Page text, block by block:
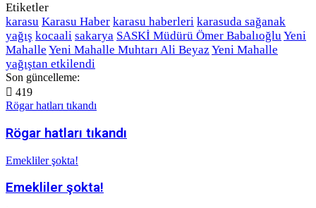
Etiketler
karasu Karasu Haber karasu haberleri karasuda sağanak
yağış kocaali sakarya SASKİ Müdürü Ömer Babalıoğlu Yeni
Mahalle Yeni Mahalle Muhtarı Ali Beyaz Yeni Mahalle
yağıştan etkilendi
Son güncelleme:
419
Rögar hatları tıkandı
Rögar hatları tıkandı
Emekliler şokta!
Emekliler şokta!